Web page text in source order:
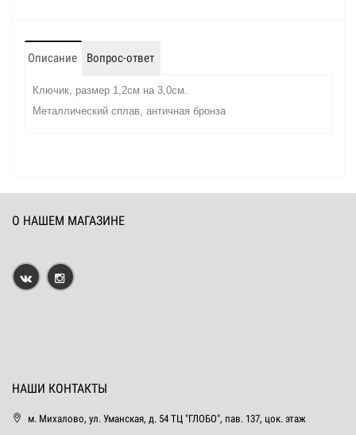
Описание Вопрос-ответ
Ключик, размер 1,2см на 3,0см.
Металлический сплав, античная бронза
О НАШЕМ МАГАЗИНЕ
НАШИ КОНТАКТЫ
м. Михалово, ул. Уманская, д. 54 ТЦ "ГЛОБО", пав. 137, цок. этаж